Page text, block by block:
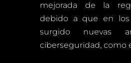
mejorada de la
debido a que en
surgido nuevas
ciberseguridad, como